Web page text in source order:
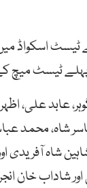
ٹیسٹ اسکواڈ
ٹیسٹ میچ
عابد علی،
شاہ، محمد
شاہ آفریدی
اور شاداب خان